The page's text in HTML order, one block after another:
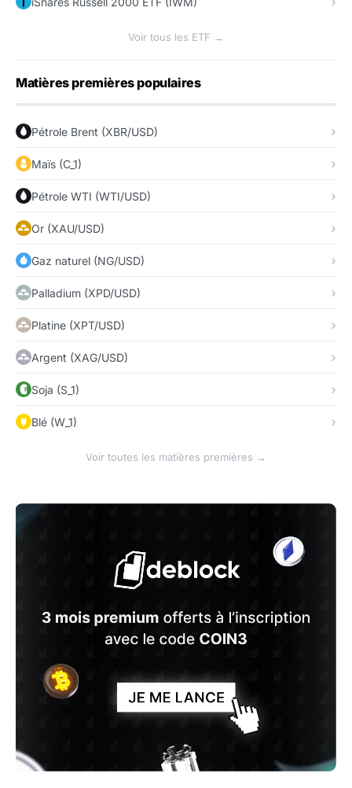
Voir tous les ETF →
Matières premières populaires
Pétrole Brent (XBR/USD)
Maïs (C_1)
Pétrole WTI (WTI/USD)
Or (XAU/USD)
Gaz naturel (NG/USD)
Palladium (XPD/USD)
Platine (XPT/USD)
Argent (XAG/USD)
Soja (S_1)
Blé (W_1)
Voir toutes les matières premières →